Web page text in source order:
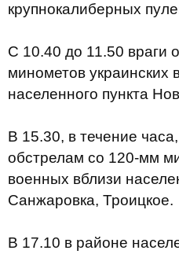
крупнокалиберных
С 10.40 до 11.50 враги
минометов украинских
населенного пункта
В 15.30, в течение
обстрелам со 120-мм
военных вблизи
Санжаровка, Троицкое.
В 17.10 в районе